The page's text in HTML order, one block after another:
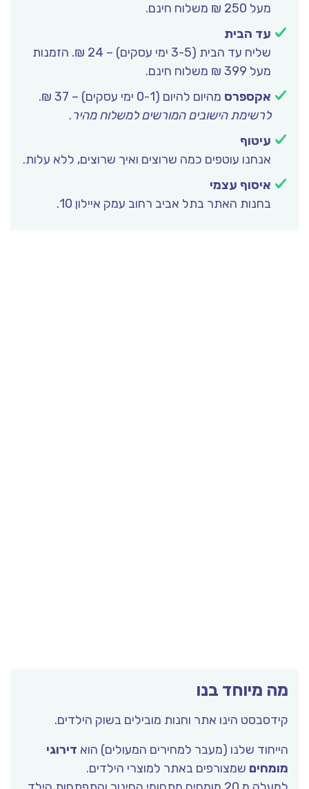
מעל 250 ₪ משלוח חינם.
עד הבית
שליח עד הבית (3-5 ימי עסקים) – 24 ₪. הזמנות
מעל 399 ₪ משלוח חינם.
אקספרס מהיום להיום (0-1 ימי עסקים) – 37 ₪.
לרשימת הישובים המורשים למשלוח מהיר.
עיטוף
אנחנו עוטפים כמה שרוצים ואיך שרוצים, ללא עלות.
איסוף עצמי
בחנות האתר בתל אביב רחוב עמק איילון 10.
מה מיוחד בנו
קידסבסט הינו אתר וחנות מובילים בשוק הילדים.
הייחוד שלנו (מעבר למחירים המעולים) הוא דירוגי
מומחים שמצורפים באתר למוצרי הילדים.